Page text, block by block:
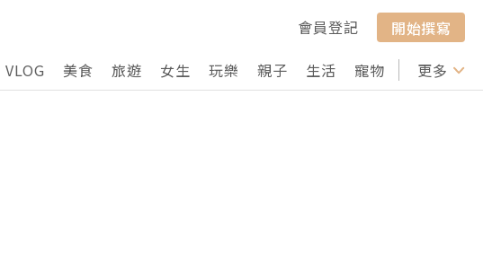
會員登記
開始撰寫
VLOG 美食 旅遊 女生 玩樂 親子 生活 寵物 行山 打卡
更多